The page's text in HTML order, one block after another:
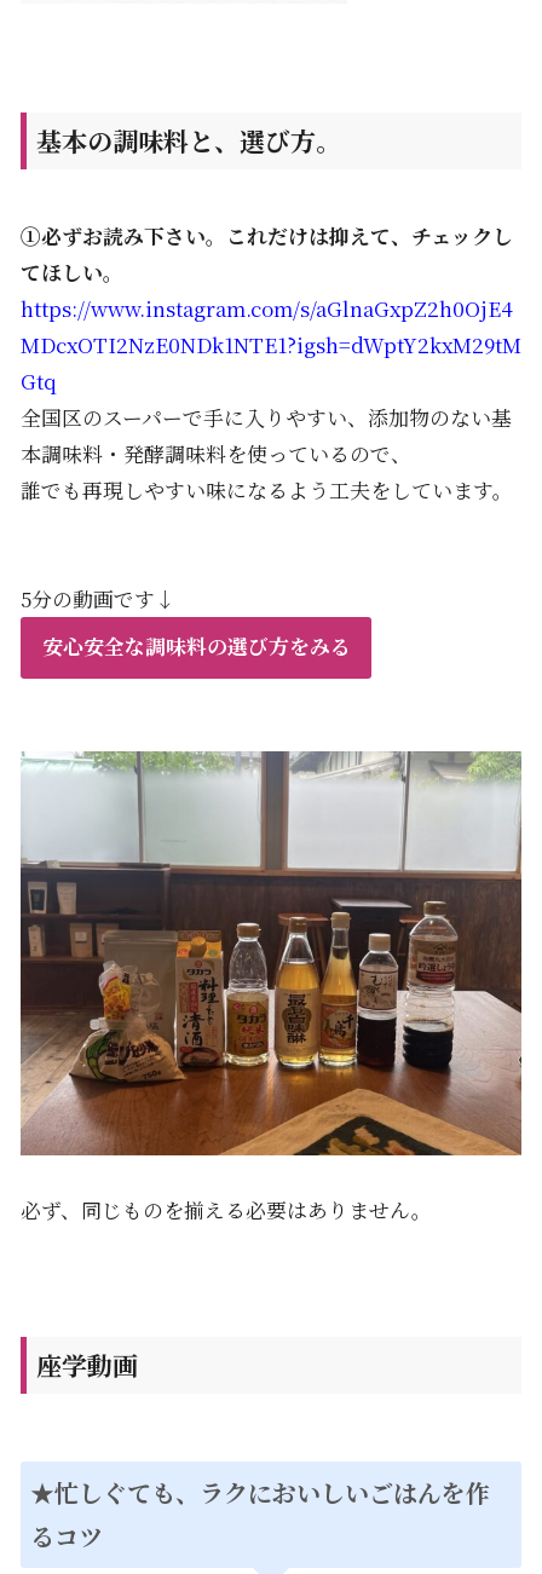
基本の調味料と、選び方。
①必ずお読み下さい。これだけは抑えて、チェックし
てほしい。
https://www.instagram.com/s/aGlnaGxpZ2h0OjE4
MDcxOTI2NzE0NDk1NTE1?igsh=dWptY2kxM29tM
Gtq
全国区のスーパーで手に入りやすい、添加物のない基
本調味料・発酵調味料を使っているので、
誰でも再現しやすい味になるよう工夫をしています。
5分の動画です↓
安心安全な調味料の選び方をみる
必ず、同じものを揃える必要はありません。
座学動画
★忙しぐても、ラクにおいしいごはんを作
るコツ